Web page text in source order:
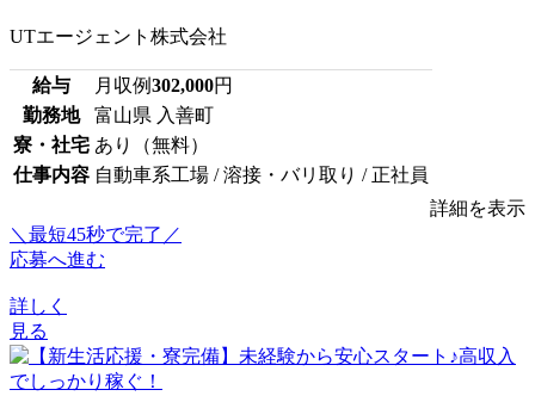
UTエージェント株式会社
給与 月収例302,000円
勤務地
富山県 入善町
寮・社宅 あり（無料）
仕事内容 自動車系工場 / 溶接・バリ取り / 正社員
詳細を表示
＼最短45秒で完了／
応募へ進む
詳しく
見る